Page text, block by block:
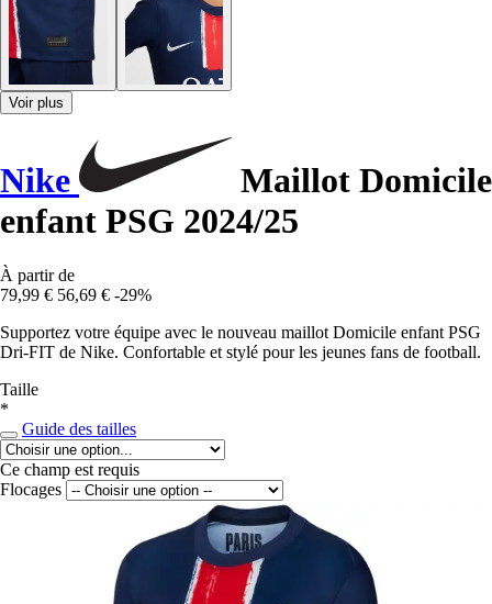
Voir plus
Nike
Maillot Domicile
enfant PSG 2024/25
À partir de
79,99 € 56,69 € -29%
Supportez votre équipe avec le nouveau maillot Domicile enfant PSG
Dri-FIT de Nike. Confortable et stylé pour les jeunes fans de football.
Taille
*
Guide des tailles
Ce champ est requis
Flocages